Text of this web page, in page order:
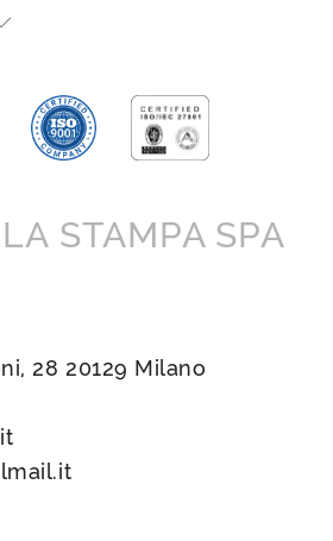
STAMPA SPA
28 20129 Milano